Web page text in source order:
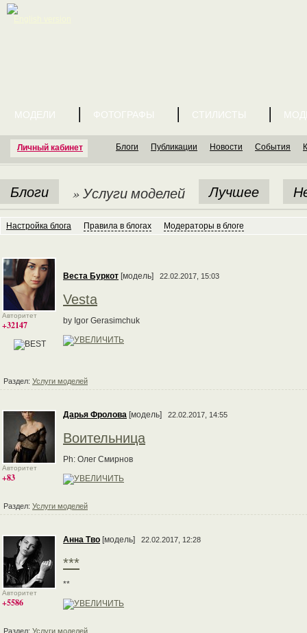
Личный кабинет
МОДЕЛИ ФОТОГРАФЫ СТИЛИСТЫ
Блоги Публикации Новости События
Блоги » Услуги моделей Лучшее
Настройка блога Правила в блогах Модераторы в блоге
Авторитет
+32147
Веста Буркот [модель] 22.02.2017, 15:03
Vesta
by Igor Gerasimchuk
Раздел: Услуги моделей
Авторитет
+83
Дарья Фролова [модель] 22.02.2017, 14:55
Воительница
Ph: Олег Смирнов
Раздел: Услуги моделей
Авторитет
+5586
Анна Тво [модель] 22.02.2017, 12:28
***
**
Раздел: Услуги моделей